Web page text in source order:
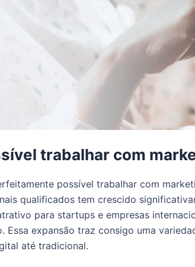
trabalhar com
possível trabalhar com
qualificados tem crescido
para startups e empresas
Essa expansão traz consigo uma
até tradicional.